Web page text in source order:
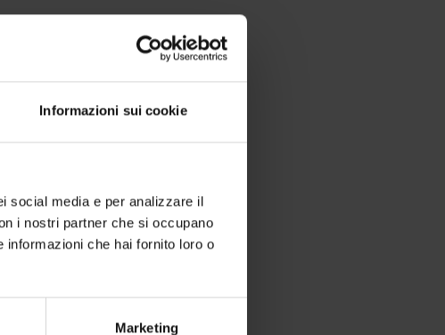
Informazioni sui cookie
social media e per analizzare il
i nostri partner che si occupano
informazioni che hai fornito loro o
Marketing
di zona.